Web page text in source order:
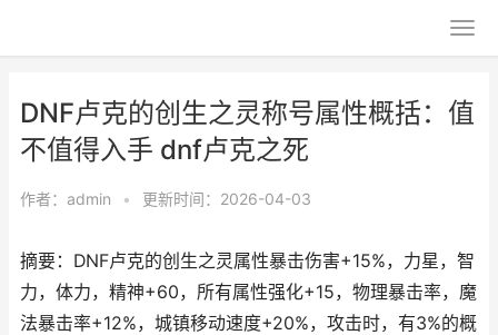
DNF卢克的创生之灵称号属性概括：值
不值得入手 dnf卢克之死
作者： admin • 更新时间：2026-04-03
摘要：DNF卢克的创生之灵属性暴击伤害+15%，力星，智
力，体力，精神+60，所有属性强化+15，物理暴击率，魔
法暴击率+12%，城镇移动速度+20%，攻击时，有3%的概